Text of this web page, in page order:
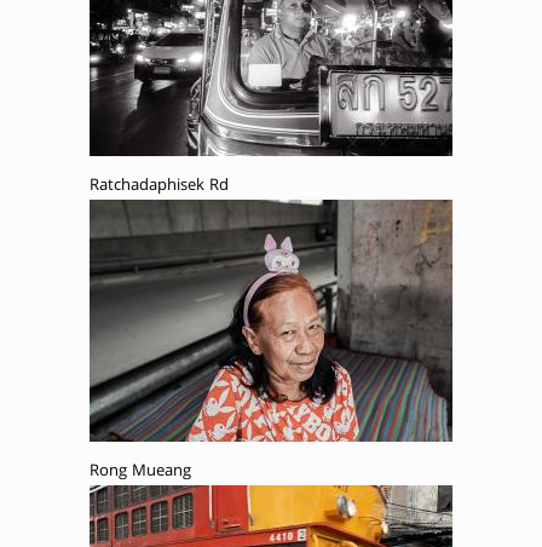
Ratchadaphisek Rd
Rong Mueang